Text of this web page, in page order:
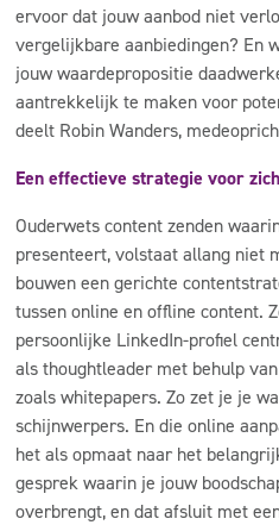
ervoor dat jouw aanbod niet
vergelijkbare aanbiedingen? En
jouw waardepropositie
aantrekkelijk te maken voor
deelt Robin Wanders,
Een effectieve strategie voor
Ouderwets content zenden
presenteert, volstaat allang niet
bouwen een gerichte
tussen online en offline content.
persoonlijke LinkedIn-profiel
als thoughtleader met behulp
zoals whitepapers. Zo zet je je
schijnwerpers. En die online
het als opmaat naar het
gesprek waarin je jouw
overbrengt, en dat afsluit met